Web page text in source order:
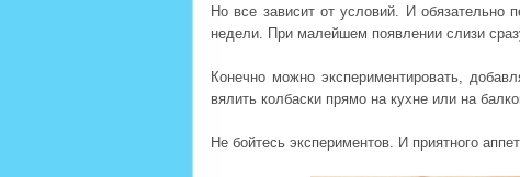
Но все зависит от условий. И обязательно
недели. При малейшем появлении слизи
Конечно можно экспериментировать,
вялить колбаски прямо на кухне или на
Не бойтесь экспериментов. И приятного